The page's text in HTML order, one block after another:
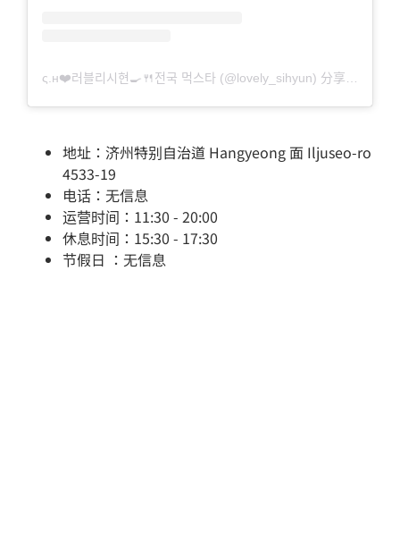
地址：济州特别自治道 Hangyeong 面 Iljuseo-ro
4533-19
电话：无信息
运营时间：11:30 - 20:00
休息时间：15:30 - 17:30
节假日 ：无信息